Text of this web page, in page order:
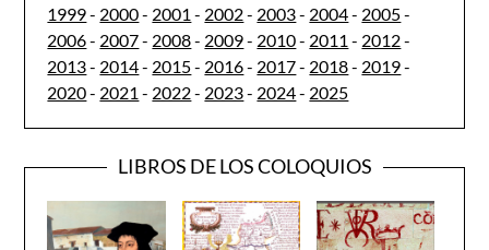
1999- 2000- 2001 - 2002- 2003- 2004- 2005-
2006- 2007- 2008- 2009- 2010- 2011 - 2012-
2013- 2014- 2015- 2016- 2017- 2018- 2019-
2020- 2021 - 2022- 2023- 2024- 2025
LIBROS DE LOS COLOQUIOS